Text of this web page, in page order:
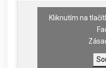
Kliknutím na